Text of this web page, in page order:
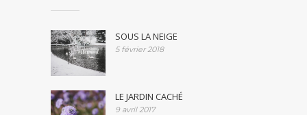
SOUS LA NEIGE
5 février 2018
LE JARDIN CACHÉ
9 avril 2017